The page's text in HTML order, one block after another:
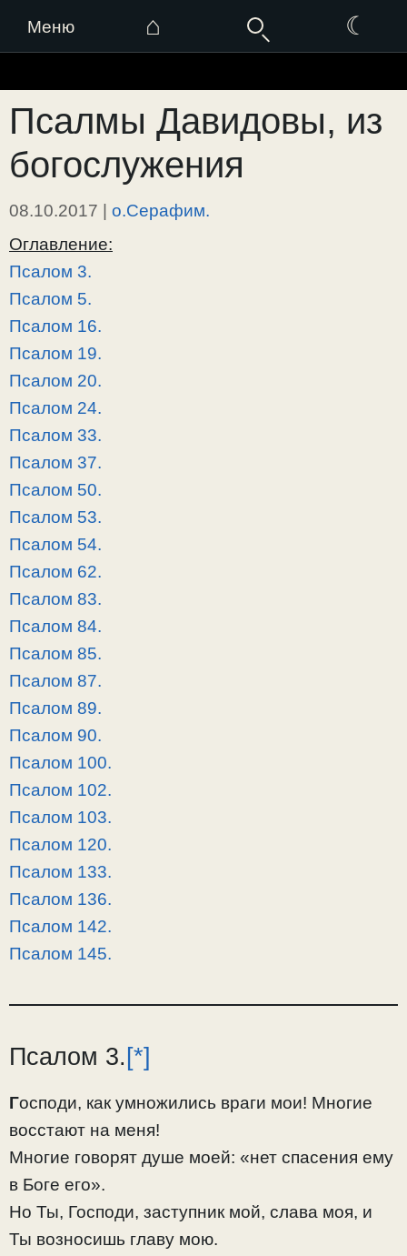
Меню ⌂ ☾
к
содержимому
Псалмы Давидовы, из
богослужения
08.10.2017 | о.Серафим.
Оглавление:
Псалом 3.
Псалом 5.
Псалом 16.
Псалом 19.
Псалом 20.
Псалом 24.
Псалом 33.
Псалом 37.
Псалом 50.
Псалом 53.
Псалом 54.
Псалом 62.
Псалом 83.
Псалом 84.
Псалом 85.
Псалом 87.
Псалом 89.
Псалом 90.
Псалом 100.
Псалом 102.
Псалом 103.
Псалом 120.
Псалом 133.
Псалом 136.
Псалом 142.
Псалом 145.
Псалом 3. [*]
Господи, как умножились враги мои! Многие
восстают на меня!
Многие говорят душе моей: «нет спасения ему
в Боге его».
Но Ты, Господи, заступник мой, слава моя, и
Ты возносишь главу мою.